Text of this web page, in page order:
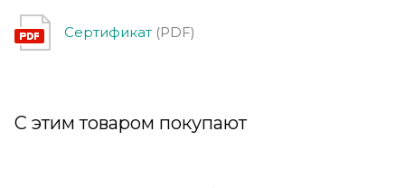
Сертификат (PDF)
С этим товаром покупают